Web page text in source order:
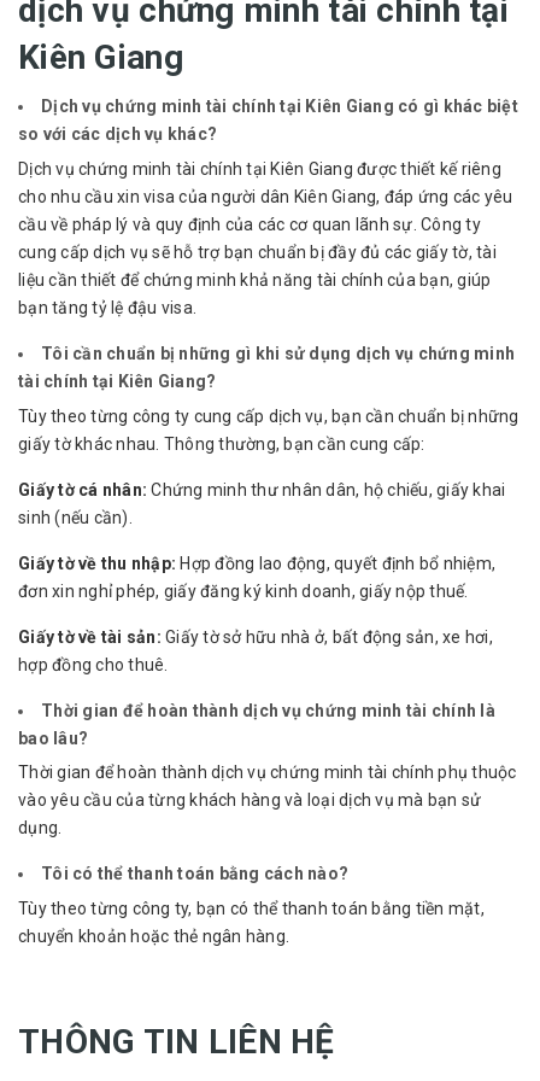
dịch vụ chứng minh tài chính tại
Kiên Giang
Dịch vụ chứng minh tài chính tại Kiên Giang có gì khác biệt
so với các dịch vụ khác?
Dịch vụ chứng minh tài chính tại Kiên Giang được thiết kế riêng
cho nhu cầu xin visa của người dân Kiên Giang, đáp ứng các yêu
cầu về pháp lý và quy định của các cơ quan lãnh sự. Công ty
cung cấp dịch vụ sẽ hỗ trợ bạn chuẩn bị đầy đủ các giấy tờ, tài
liệu cần thiết để chứng minh khả năng tài chính của bạn, giúp
bạn tăng tỷ lệ đậu visa.
Tôi cần chuẩn bị những gì khi sử dụng dịch vụ chứng minh
tài chính tại Kiên Giang?
Tùy theo từng công ty cung cấp dịch vụ, bạn cần chuẩn bị những
giấy tờ khác nhau. Thông thường, bạn cần cung cấp:
Giấy tờ cá nhân:Chứng minh thư nhân dân, hộ chiếu, giấy khai
sinh (nếu cần).
Giấy tờ về thu nhập: Hợp đồng lao động, quyết định bổ nhiệm,
đơn xin nghỉ phép, giấy đăng ký kinh doanh, giấy nộp thuế.
Giấy tờ về tài sản: Giấy tờ sở hữu nhà ở, bất động sản, xe hơi,
hợp đồng cho thuê.
Thời gian để hoàn thành dịch vụ chứng minh tài chính là
bao lâu?
Thời gian để hoàn thành dịch vụ chứng minh tài chính phụ thuộc
vào yêu cầu của từng khách hàng và loại dịch vụ mà bạn sử
dụng.
Tôi có thể thanh toán bằng cách nào?
Tùy theo từng công ty, bạn có thể thanh toán bằng tiền mặt,
chuyển khoản hoặc thẻ ngân hàng.
THÔNG TIN LIÊN HỆ